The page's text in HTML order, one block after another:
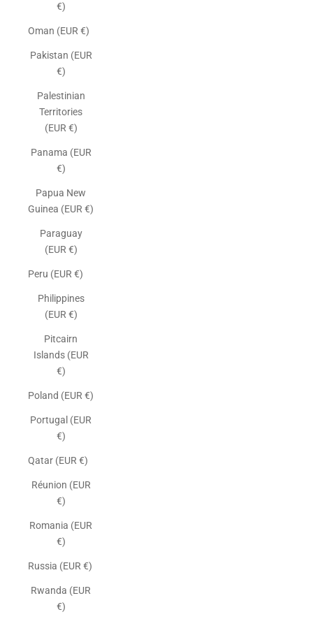
€)
Oman (EUR €)
Pakistan (EUR
€)
Palestinian
Territories
(EUR €)
Panama (EUR
€)
Papua New
Guinea (EUR €)
Paraguay
(EUR €)
Peru (EUR €)
Philippines
(EUR €)
Pitcairn
Islands (EUR
€)
Poland (EUR €)
Portugal (EUR
€)
Qatar (EUR €)
Réunion (EUR
€)
Romania (EUR
€)
Russia (EUR €)
Rwanda (EUR
€)